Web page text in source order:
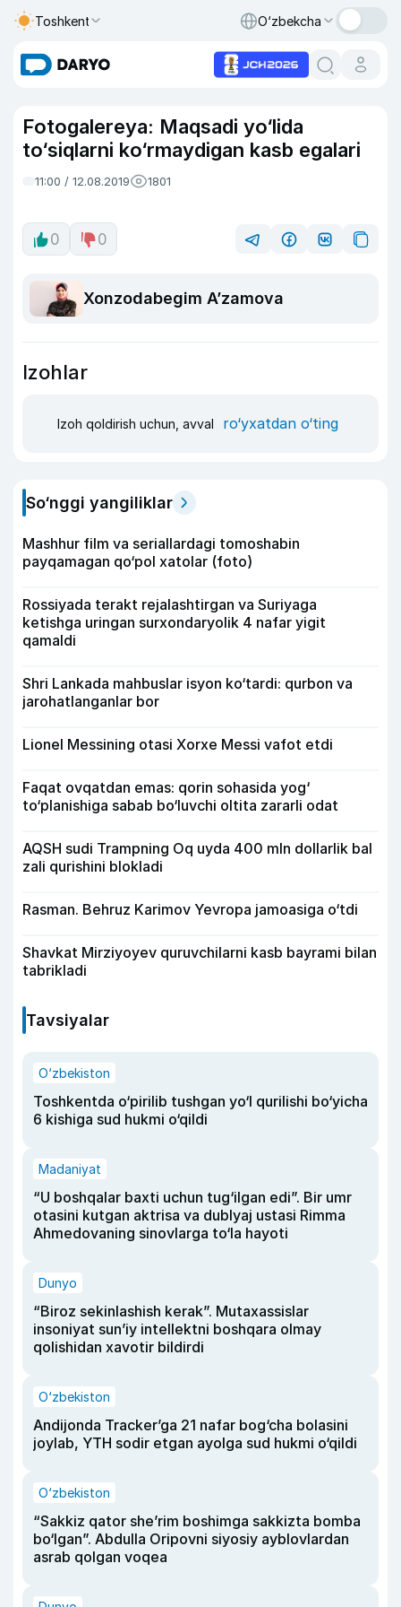
Toshkent O‘zbekcha
Fotogalereya: Maqsadi yo‘lida
to‘siqlarni ko‘rmaydigan kasb egalari
11:00 / 12.08.2019 1801
0 0
Xonzodabegim Aʼzamova
Izohlar
Izoh qoldirish uchun, avval ro‘yxatdan o‘ting
So‘nggi yangiliklar
Mashhur film va seriallardagi tomoshabin
payqamagan qo‘pol xatolar (foto)
Rossiyada terakt rejalashtirgan va Suriyaga
ketishga uringan surxondaryolik 4 nafar yigit
qamaldi
Shri Lankada mahbuslar isyon ko‘tardi: qurbon va
jarohatlanganlar bor
Lionel Messining otasi Xorxe Messi vafot etdi
Faqat ovqatdan emas: qorin sohasida yog‘
to‘planishiga sabab bo‘luvchi oltita zararli odat
AQSH sudi Trampning Oq uyda 400 mln dollarlik bal
zali qurishini blokladi
Rasman. Behruz Karimov Yevropa jamoasiga o‘tdi
Shavkat Mirziyoyev quruvchilarni kasb bayrami bilan
tabrikladi
Tavsiyalar
O‘zbekiston
Toshkentda o‘pirilib tushgan yo‘l qurilishi bo‘yicha
6 kishiga sud hukmi o‘qildi
Madaniyat
“U boshqalar baxti uchun tug‘ilgan edi”. Bir umr
otasini kutgan aktrisa va dublyaj ustasi Rimma
Ahmedovaning sinovlarga to‘la hayoti
Dunyo
“Biroz sekinlashish kerak”. Mutaxassislar
insoniyat sun’iy intellektni boshqara olmay
qolishidan xavotir bildirdi
O‘zbekiston
Andijonda Tracker’ga 21 nafar bog‘cha bolasini
joylab, YTH sodir etgan ayolga sud hukmi o‘qildi
O‘zbekiston
“Sakkiz qator she’rim boshimga sakkizta bomba
bo‘lgan”. Abdulla Oripovni siyosiy ayblovlardan
asrab qolgan voqea